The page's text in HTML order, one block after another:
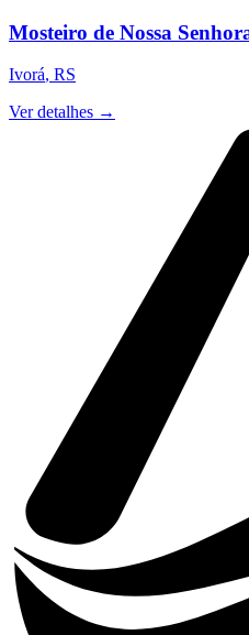
Mosteiro de Nossa
Ivorá, RS
Ver detalhes →